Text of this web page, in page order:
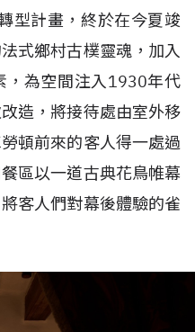
型計畫，終於在今夏竣
式鄉村古樸靈魂，加入
，為空間注入1930年代
造，將接待處由室外移
頓前來的客人得一處過
區以一道古典花鳥帷幕
客人們對幕後體驗的雀